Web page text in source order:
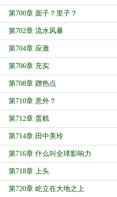
第700章 面子？里子？
第702章 流水风暴
第704章 应激
第706章 充实
第708章 蹭热点
第710章 意外？
第712章 蛋糕
第714章 田中美玲
第716章 什么叫全球影响力
第718章 上头
第720章 屹立在大地之上